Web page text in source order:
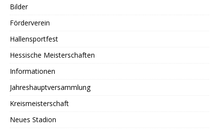
Bilder
Förderverein
Hallensportfest
Hessische Meisterschaften
Informationen
Jahreshauptversammlung
Kreismeisterschaft
Neues Stadion